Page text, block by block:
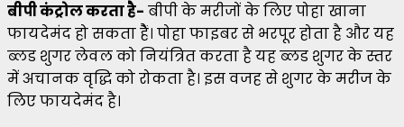
बीपी कंट्रोल करता है- बीपी के मरीजों के लिए पोहा खाना
फायदेमंद हो सकता हैैं। पोहा फाइबर से भरपूर होता है और यह
ब्लड शुगर लेवल को नियंत्रित करता है यह ब्लड शुगर के स्तर
में अचानक वृद्धि को रोकता है। इस वजह से शुगर के मरीज के
लिए फायदेमंद है।